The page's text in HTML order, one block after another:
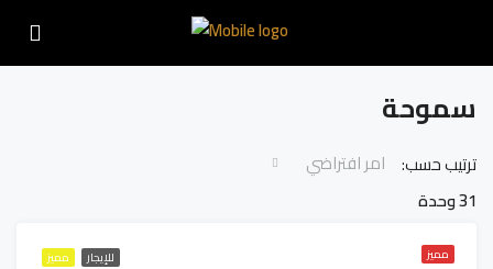
سموحة
31 وحدة
ترتيب حسب: امر افتراضي
مميز للإيجار مميز